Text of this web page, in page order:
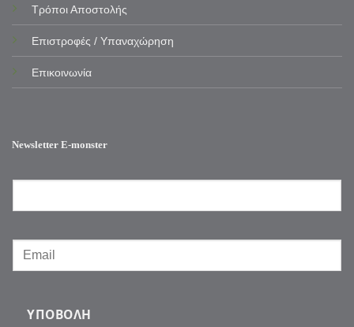
Τρόποι Αποστολής
Επιστροφές / Υπαναχώρηση
Επικοινωνία
Newsletter E-monster
ΥΠΟΒΟΛΉ